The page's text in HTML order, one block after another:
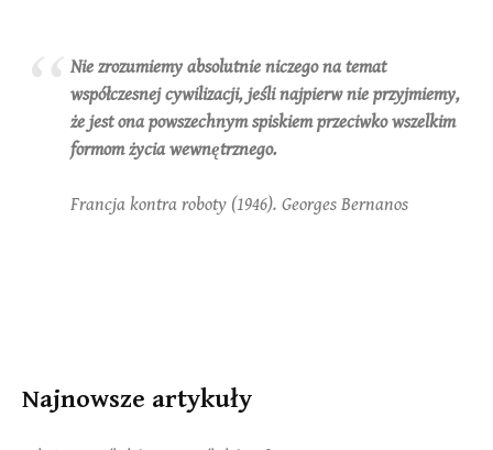
Nie zrozumiemy absolutnie niczego na temat
współczesnej cywilizacji, jeśli najpierw nie przyjmiemy,
że jest ona powszechnym spiskiem przeciwko wszelkim
formom życia wewnętrznego.
Francja kontra roboty (1946). Georges Bernanos
Najnowsze artykuły